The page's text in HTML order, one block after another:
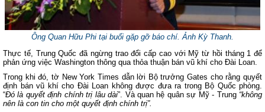
Ông Quan Hữu Phi tại buổi gặp gỡ báo chí. Ảnh Kỳ Thanh.
Thực tế, Trung Quốc đã ngừng trao đổi cấp cao với Mỹ từ hồi tháng 1 để
phản ứng việc Washington thông qua thỏa thuận bán vũ khí cho Đài Loan.
Trong khi đó, tờ New York Times dẫn lời Bộ trưởng Gates cho rằng quyết
định bán vũ khí cho Đài Loan không được đưa ra trong Bộ Quốc phòng.
“Đó là quyết định chính trị lâu dài”. Và quan hệ quân sự Mỹ - Trung “không
nên là con tin cho một quyết định chính trị”.